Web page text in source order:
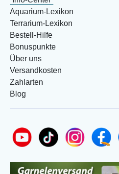
Aquarium-Lexikon
Terrarium-Lexikon
Bestell-Hilfe
Bonuspunkte
Über uns
Versandkosten
Zahlarten
Blog